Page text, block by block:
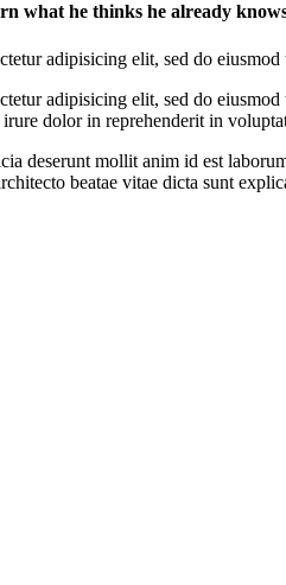
what he thinks he already
adipisicing elit, sed do
adipisicing elit, sed do
dolor in reprehenderit in
deserunt mollit anim id est
beatae vitae dicta sunt